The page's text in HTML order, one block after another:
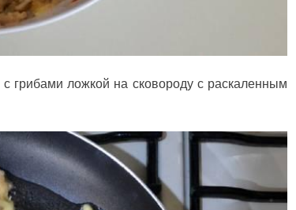
грибами ложкой на сковороду с раскаленным